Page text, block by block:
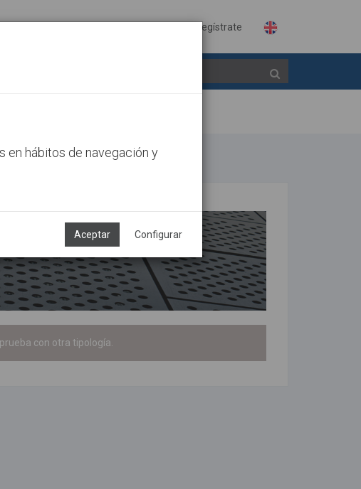
Regístrate
en hábitos de navegación y
Aceptar Configurar
con otra tipología.